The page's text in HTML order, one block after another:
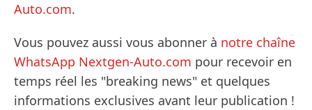
Auto.com.
Vous pouvez aussi vous abonner à notre chaîne
WhatsApp Nextgen-Auto.com pour recevoir en
temps réel les "breaking news" et quelques
informations exclusives avant leur publication !